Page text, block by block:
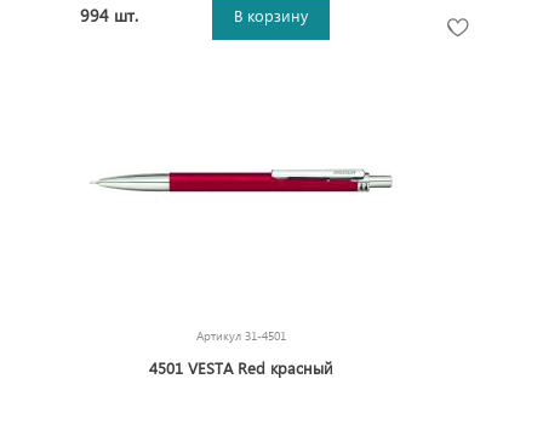
994 шт. В корзину
Артикул 31-4501
4501 VESTA Red красный